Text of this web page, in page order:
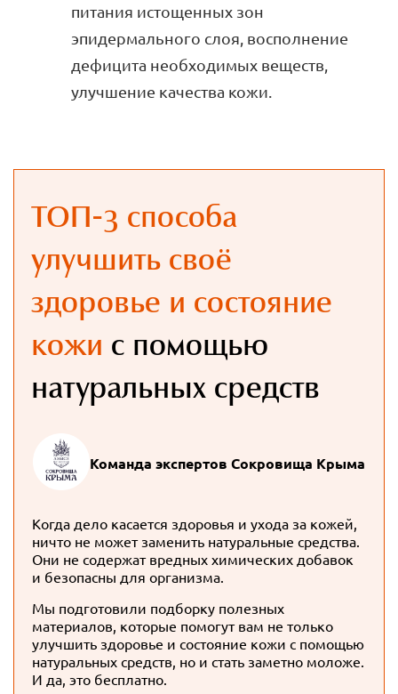
питания истощенных зон
эпидермального слоя, восполнение
дефицита необходимых веществ,
улучшение качества кожи.
ТОП-3 способа
улучшить своё
здоровье и состояние
кожи с помощью
натуральных средств
Команда экспертов Сокровища Крыма
Когда дело касается здоровья и ухода за кожей,
ничто не может заменить натуральные средства.
Они не содержат вредных химических добавок
и безопасны для организма.
Мы подготовили подборку полезных
материалов, которые помогут вам не только
улучшить здоровье и состояние кожи с помощью
натуральных средств, но и стать заметно моложе.
И да, это бесплатно.